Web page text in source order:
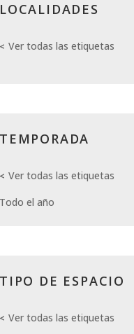
LOCALIDADES
Ver todas las etiquetas
TEMPORADA
Ver todas las etiquetas
Todo el año
TIPO DE ESPACIO
Ver todas las etiquetas